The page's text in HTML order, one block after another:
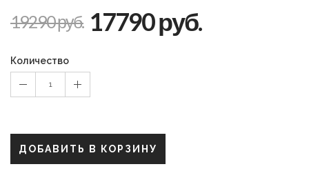
19290 руб. 17790 руб.
Количество
1
ДОБАВИТЬ В КОРЗИНУ